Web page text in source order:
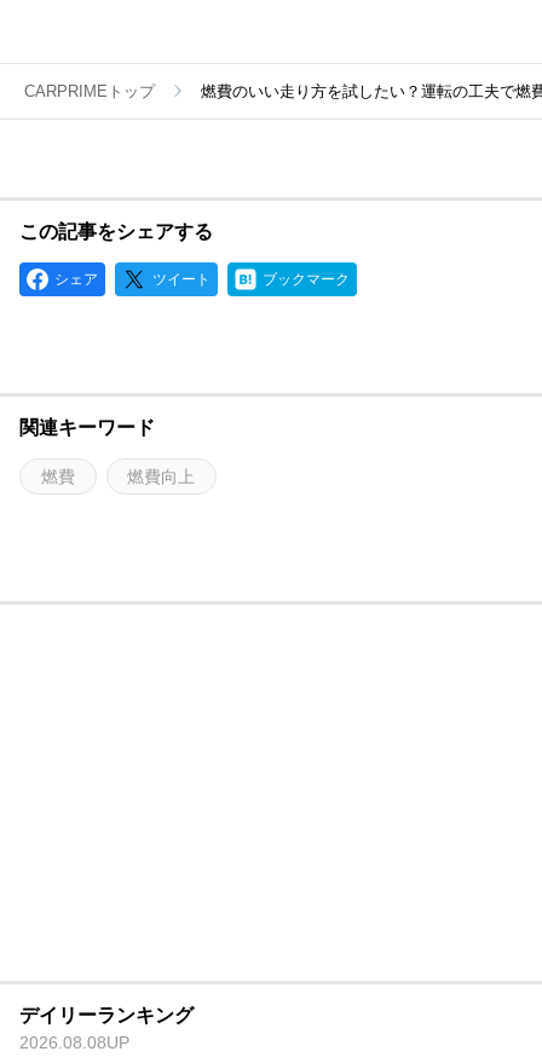
CARPRIMEトップ 燃費のいい走り方を試したい？運転の工夫で燃
この記事をシェアする
シェア ツイート ブックマーク
関連キーワード
燃費 燃費向上
デイリーランキング
2026.08.08UP